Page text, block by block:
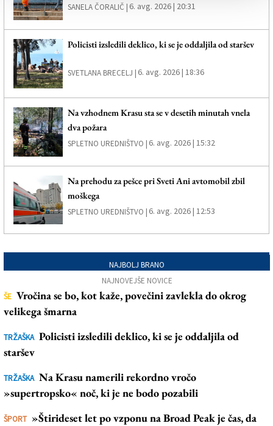
SANELA ČORALIČ |6. avg. 2026 | 20:31
Policisti izsledili deklico, ki se je oddaljila od staršev
SVETLANA BRECELJ | 6. avg. 2026 | 18:36
Na vzhodnem Krasu sta se v desetih minutah vnela
dva požara
SPLETNO UREDNIŠTVO | 6. avg. 2026 | 15:32
Na prehodu za pešce pri Sveti Ani avtomobil zbil
moškega
SPLETNO UREDNIŠTVO | 6. avg. 2026 | 12:53
NAJBOLJ BRANO
NAJNOVEJŠE NOVICE
ŠE Vročina se bo, kot kaže, povečini zavlekla do okrog
velikega šmarna
TRŽAŠKA Policisti izsledili deklico, ki se je oddaljila od
staršev
TRŽAŠKA Na Krasu namerili rekordno vročo
»supertropsko« noč, ki je ne bodo pozabili
ŠPORT »Štirideset let po vzponu na Broad Peak je čas, da